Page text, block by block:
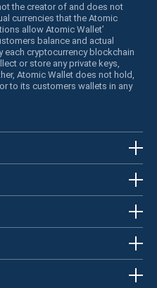
the creator of and does not
currencies that the Atomic
allow Atomic Wallet’
balance and actual
each cryptocurrency blockchain
or store any private keys,
Atomic Wallet does not hold,
to its customers wallets in any